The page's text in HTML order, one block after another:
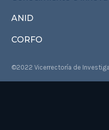
ANID
CORFO
©2022 Vicerrectoría de